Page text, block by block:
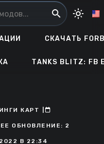
search light_mode
СКАЧАТЬ
TANKS BLITZ: FB
КАРТ
ОБНОВЛЕНИЕ: 2
В 22:34